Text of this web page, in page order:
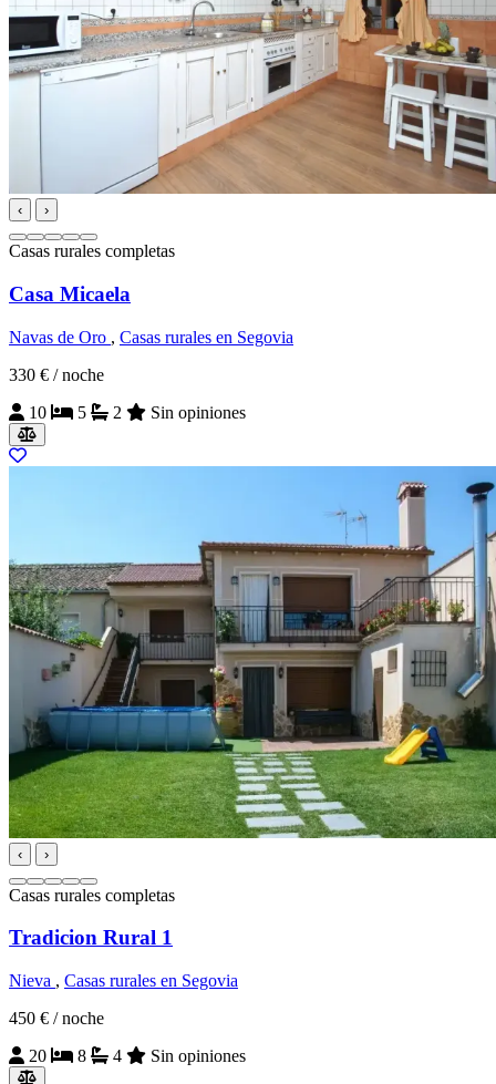
‹ ›
Casas rurales completas
Casa Micaela
Navas de Oro , Casas rurales en Segovia
330 € / noche
10
5 2 Sin opiniones
‹ ›
Casas rurales completas
Tradicion Rural 1
Nieva , Casas rurales en Segovia
450 € / noche
20
8 4 Sin opiniones